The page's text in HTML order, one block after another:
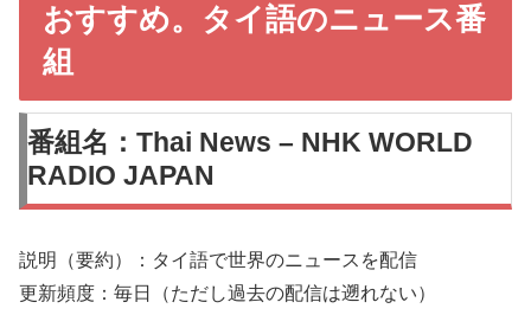
おすすめ。タイ語のニュース番
組
番組名：Thai News – NHK WORLD
RADIO JAPAN
説明（要約）：タイ語で世界のニュースを配信
更新頻度：毎日（ただし過去の配信は遡れない）